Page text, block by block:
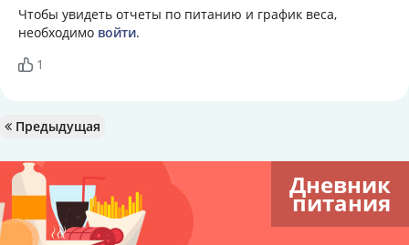
Чтобы увидеть отчеты по питанию и график веса,
необходимо войти.
1
Предыдущая
Дневник
питания